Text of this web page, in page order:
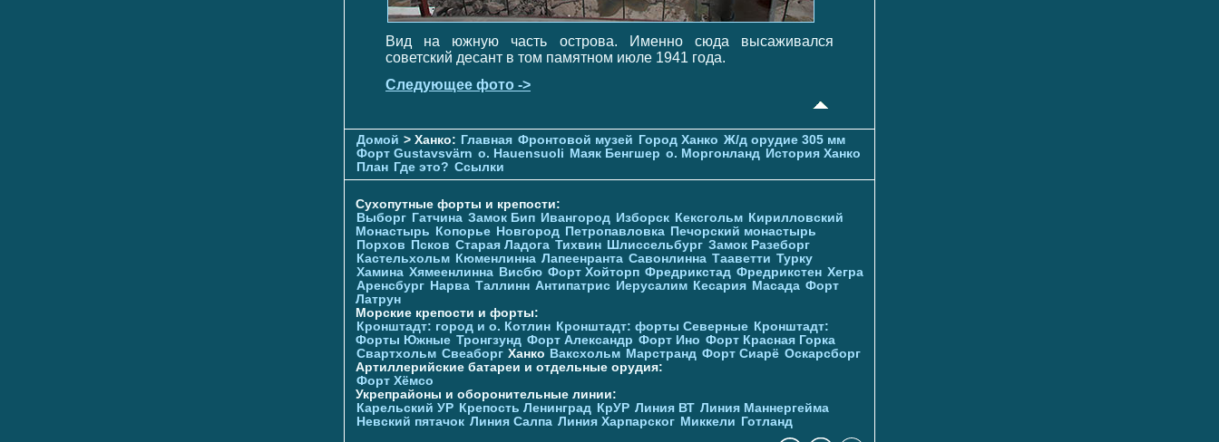
Вид на южную часть острова. Именно сюда высаживался
советский десант в том памятном июле 1941 года.
Следующее фото ->
Домой > Ханко: Главная Фронтовой музей Город Ханко Ж/д орудие 305 мм
Форт Gustavsvärn о. Hauensuoli Маяк Бенгшер о. Моргонланд История Ханко
План Где это? Ссылки
Сухопутные форты и крепости:
Выборг Гатчина Замок Бип Ивангород Изборск Кексгольм Кирилловский
Монастырь
Копорье Новгород Петропавловка Печорcкий монастырь
Порхов
Псков Старая Ладога Тихвин Шлиссельбург Замок Разеборг
Кастельхольм Кюменлинна Лапеенранта Савонлинна Тааветти Турку
Хамина Хямеенлинна Висбю Форт Хойторп Фредрикстад Фредрикстен Хегра
Аренсбург Нарва Таллинн Антипатрис Иерусалим Кесария Масада Форт
Латрун
Морские крепости и форты:
Кронштадт: город и о. Котлин Кронштадт: форты Северные Кронштадт:
Форты Южные Тронгзунд Форт Александр Форт Ино Форт Красная Горка
Свартхольм Свеаборг Ханко Ваксхольм Марстранд Форт Сиарё Оскарсборг
Артиллерийские батареи и отдельные орудия:
Форт Хёмсо
Укрепрайоны и оборонительные линии:
Карельский УР Крепость Ленинград КрУР Линия ВТ Линия Маннергейма
Невский пятачок Линия Салпа Линия Харпарског Миккели
Готланд